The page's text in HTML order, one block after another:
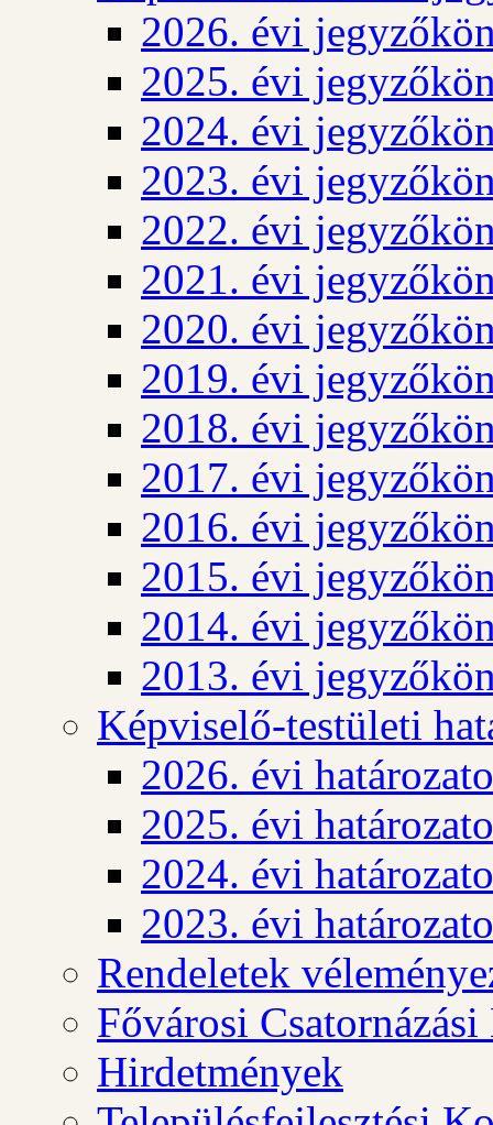
2026. évi
2025. évi
2024. évi
2023. évi
2022. évi
2021. évi
2020. évi
2019. évi
2018. évi
2017. évi
2016. évi
2015. évi
2014. évi
2013. évi
Képviselő-testületi
2026. évi
2025. évi
2024. évi
2023. évi
Rendeletek
Fővárosi
Hirdetmények